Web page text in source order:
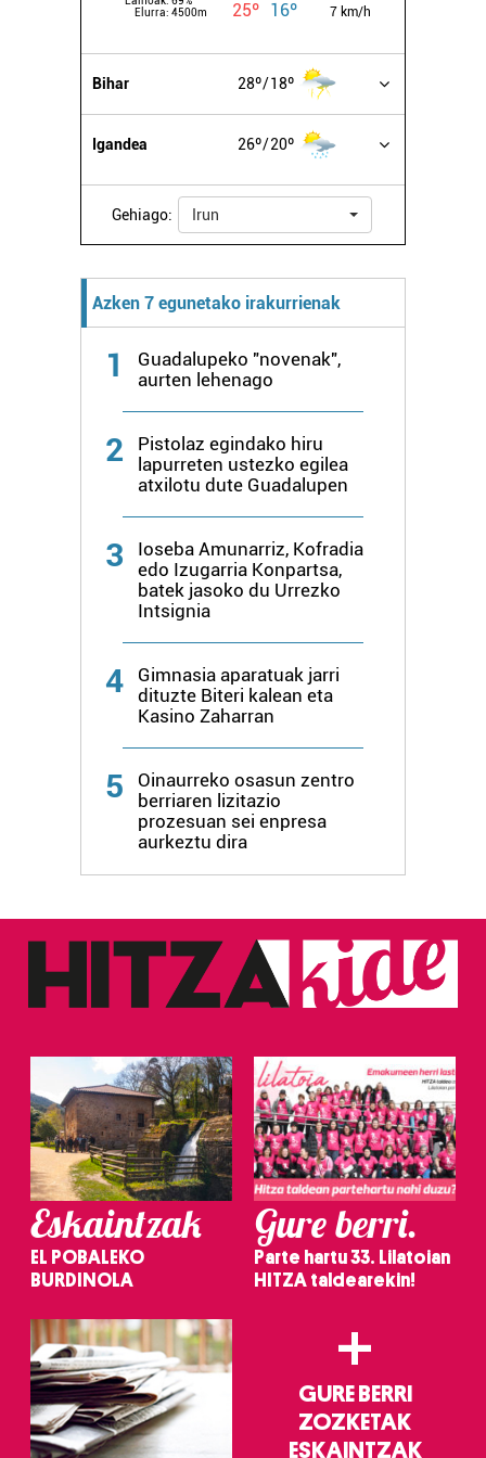
Elurra: 4500m 25º 16º 7 km/h
Bihar 28º 18º
Igandea 26º 20º
Gehiago: Irun
Azken 7 egunetako irakurrienak
1
Guadalupeko "novenak",
aurten lehenago
2
Pistolaz egindako hiru
lapurreten ustezko egilea
atxilotu dute Guadalupen
3
Ioseba Amunarriz, Kofradia
edo Izugarria Konpartsa,
batek jasoko du Urrezko
Intsignia
4
Gimnasia aparatuak jarri
dituzte Biteri kalean eta
Kasino Zaharran
5
Oinaurreko osasun zentro
berriaren lizitazio
prozesuan sei enpresa
aurkeztu dira
Eskaintzak
EL POBALEKO
BURDINOLA
Gure berri.
Parte hartu 33. Lilatoian
HITZA taldearekin!
+
GURE BERRI
ZOZKETAK
ESKAINTZAK